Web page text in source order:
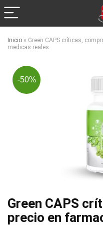
Inicio » Green CAPS críticas,
medicas reales
-50%
Green CAPS
precio en